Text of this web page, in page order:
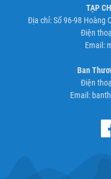
TẠP
Địa chỉ: Số 96-98 Hoàng
Điện
Email:
Ban
Điện
Email: